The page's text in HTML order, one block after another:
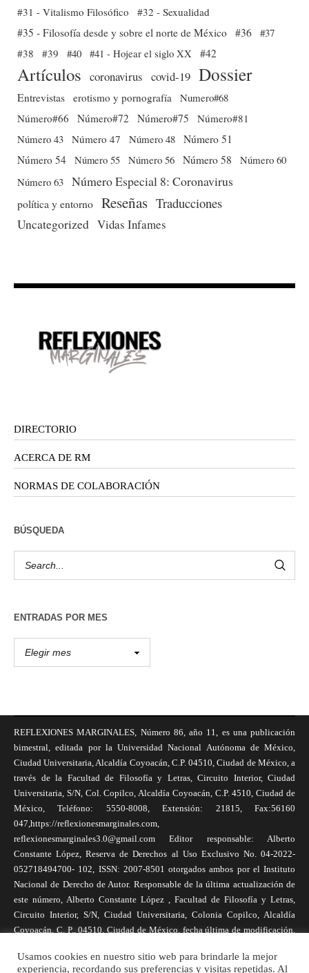
#31 - Vitalismo Filosófico
#32 - Sexualidad
#35 - Filosofía desde y sobre el norte de México #36 #37
#38
#39 #40 #41 - Hojear el siglo XX #42
Artículos coronavirus covid-19 Dossier
Entrevistas erotismo y pornografía
Numero#68
Número#66
Número#72 Número#75
Número#81
Número 43 Número 47 Número 48 Número 51
Número 54 Número 55 Número 56 Número 58
Número 60
Número 63 Número Especial 8: Coronavirus
política y entorno Reseñas Traducciones
Uncategorized Vidas Infames
DIRECTORIO
ACERCA DE RM
NORMAS DE COLABORACIÓN
BÚSQUEDA
ENTRADAS POR MES
REFLEXIONES MARGINALES, Número 86, año 11, es una publicación
bimestral, editada por la Universidad Nacional Autónoma de México,
Ciudad Universitaria, Alcaldía Coyoacán, C.P. 04510, Ciudad de México, a
través de la Facultad de Filosofía y Letras, Circuito Interior, Ciudad
Universitaria, S/N, Col. Copilco, Alcaldía Coyoacán, C.P. 4510, Ciudad de
México, Teléfono: 5550-8008, Extensión: 21815, Fax:56160
047,https://reflexionesmarginales.com,
reflexionesmarginales3.0@gmail.com Editor responsable: Alberto
Constante López, Reserva de Derechos al Uso Exclusivo No. 04-2022-
052718494700- 102, ISSN: 2007-8501 otorgados ambos por el Instituto
Nacional de Derecho de Autor. Responsable de la última actualización de
este número, Alberto Constante López , Facultad de Filosofía y Letras,
Circuito Interior, S/N, Ciudad Universitaria, Colonia Copilco, Alcaldía
Coyoacán, C. P., 04510, Ciudad de México, fecha última de modificación,
necesariamente reflejan la postura de la revista, ni de Universidad Nacional
Usamos cookies en nuestro sitio web para brindarle la mejor
experiencia, recordando sus preferencias y visitas repetidas. Al